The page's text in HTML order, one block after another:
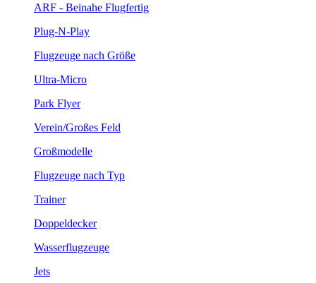
ARF - Beinahe Flugfertig
Plug-N-Play
Flugzeuge nach Größe
Ultra-Micro
Park Flyer
Verein/Großes Feld
Großmodelle
Flugzeuge nach Typ
Trainer
Doppeldecker
Wasserflugzeuge
Jets